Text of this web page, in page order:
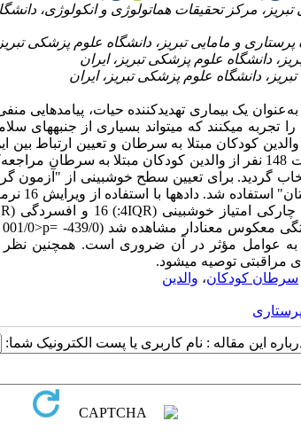
یک بیماری تهدیدکننده حیات، پیامدهایی
تجربه می­کنند که می­تواند بسیاری از جنبه­های
کودکان مبتلا به سرطان و تعیین ارتباط بین
توصیفی- همبستگی است که با مشارکت 148 نفر از والدین کودکان
گردید. برای تعیین سطح خوش­بینی از "آزمون
به عوامل مؤثر در آن ضروری است. همچنین نظر
مراقبتی توصیه می­شود.
سرطان کودکان، والدین
پرستاری
این مقاله : نام کاربری یا پست الکترونیک شما: